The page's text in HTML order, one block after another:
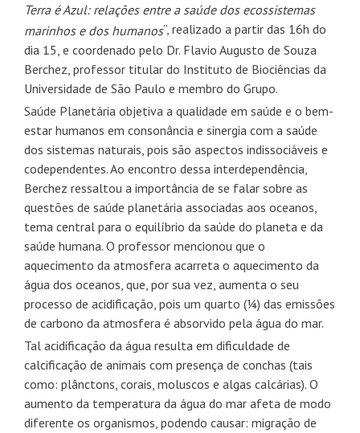
Terra é Azul: relações entre a saúde dos ecossistemas
marinhos e dos humanos”, realizado a partir das 16h do
dia 15, e coordenado pelo Dr. Flavio Augusto de Souza
Berchez, professor titular do Instituto de Biociências da
Universidade de São Paulo e membro do Grupo.
Saúde Planetária objetiva a qualidade em saúde e o bem-
estar humanos em consonância e sinergia com a saúde
dos sistemas naturais, pois são aspectos indissociáveis e
codependentes. Ao encontro dessa interdependência,
Berchez ressaltou a importância de se falar sobre as
questões de saúde planetária associadas aos oceanos,
tema central para o equilíbrio da saúde do planeta e da
saúde humana. O professor mencionou que o
aquecimento da atmosfera acarreta o aquecimento da
água dos oceanos, que, por sua vez, aumenta o seu
processo de acidificação, pois um quarto (¼) das emissões
de carbono da atmosfera é absorvido pela água do mar.
Tal acidificação da água resulta em dificuldade de
calcificação de animais com presença de conchas (tais
como: plânctons, corais, moluscos e algas calcárias). O
aumento da temperatura da água do mar afeta de modo
diferente os organismos, podendo causar: migração de